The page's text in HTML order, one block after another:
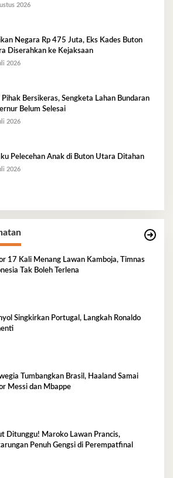
2026
Negara Rp 475 Juta, Eks Kades Buton
Diserahkan ke Kejaksaan
2026
Pihak Bersikeras, Sengketa Lahan Bundaran
Belum Selesai
2026
Pelecehan Anak di Buton Utara Ditahan
2026
17 Kali Menang Lawan Kamboja, Timnas
Tak Boleh Terlena
Singkirkan Portugal, Langkah Ronaldo
Tumbangkan Brasil, Haaland Samai
Messi dan Mbappe
Ditunggu! Maroko Lawan Prancis,
Penuh Gengsi di Perempatfinal